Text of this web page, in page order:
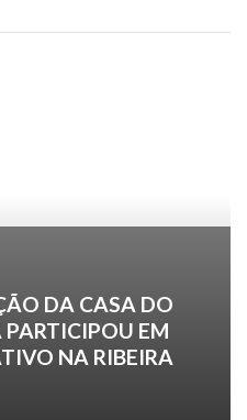
DA CASA DO
EM
NA RIBEIRA